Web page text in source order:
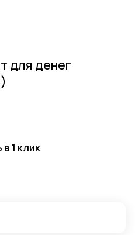
для денег
в 1 клик